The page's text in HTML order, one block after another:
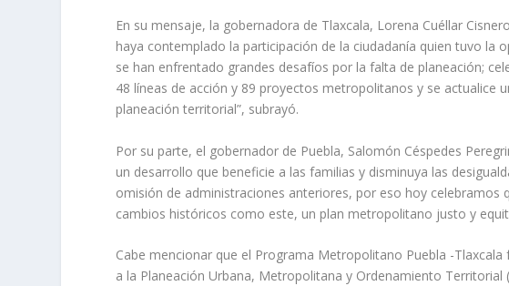
En su mensaje, la gobernadora de Tlaxcala, Lorena Cuéllar
haya contemplado la participación de la ciudadanía quien tuvo
se han enfrentado grandes desafíos por la falta de planeación;
48 líneas de acción y 89 proyectos metropolitanos y se actualice
planeación territorial”, subrayó.
Por su parte, el gobernador de Puebla, Salomón Céspedes
un desarrollo que beneficie a las familias y disminuya las
omisión de administraciones anteriores, por eso hoy
cambios históricos como este, un plan metropolitano justo y
Cabe mencionar que el Programa Metropolitano Puebla -
a la Planeación Urbana, Metropolitana y Ordenamiento